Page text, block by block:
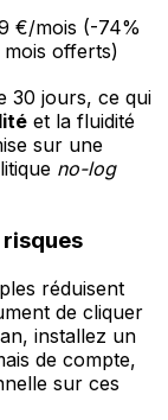
€/mois (-74%
mois offerts)
30 jours, ce qui
et la fluidité
sur une
no-log
réduisent
de cliquer
installez un
de compte,
sur ces